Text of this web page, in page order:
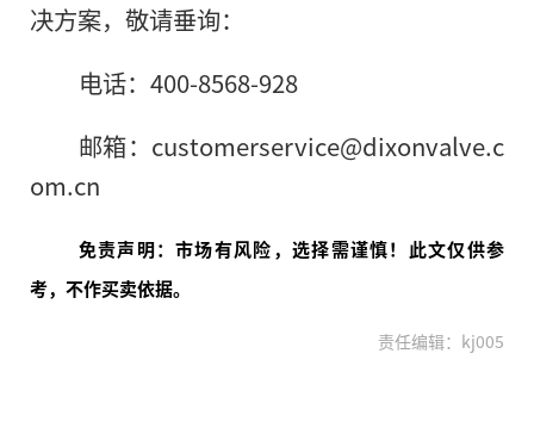
决方案，敬请垂询：
电话：400-8568-928
邮箱：customerservice@dixonvalve.c
om.cn
免责声明：市场有风险，选择需谨慎！此文仅供参
考，不作买卖依据。
责任编辑：kj005